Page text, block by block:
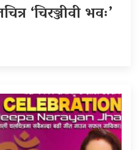
‘चिरञ्जीवी भवः’